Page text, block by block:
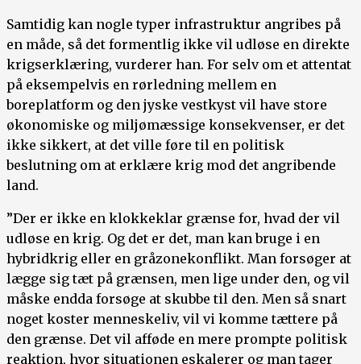
Samtidig kan nogle typer infrastruktur angribes på
en måde, så det formentlig ikke vil udløse en direkte
krigserklæring, vurderer han. For selv om et attentat
på eksempelvis en rørledning mellem en
boreplatform og den jyske vestkyst vil have store
økonomiske og miljømæssige konsekvenser, er det
ikke sikkert, at det ville føre til en politisk
beslutning om at erklære krig mod det angribende
land.
”Der er ikke en klokkeklar grænse for, hvad der vil
udløse en krig. Og det er det, man kan bruge i en
hybridkrig eller en gråzonekonflikt. Man forsøger at
lægge sig tæt på grænsen, men lige under den, og vil
måske endda forsøge at skubbe til den. Men så snart
noget koster menneskeliv, vil vi komme tættere på
den grænse. Det vil afføde en mere prompte politisk
reaktion, hvor situationen eskalerer og man tager